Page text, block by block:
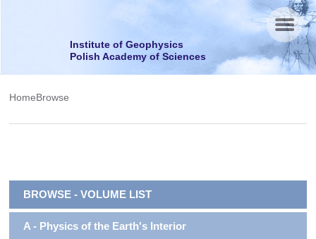
Institute of Geophysics
Polish Academy of Sciences
HomeBrowse
BROWSE - VOLUME LIST
A - Physics of the Earth's Interior